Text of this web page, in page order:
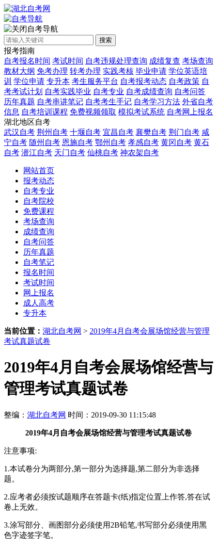
自考导航
搜索
报考指南
自考报名时间 考试时间 自考违规处理查询 成绩复查 考场查询
教材大纲 免考办理 转考办理 实践考核 毕业申请 学位英语培
训 学位申请 专升本 考生服务平台 自考报考动态 自考政策 自
考考试计划 自考实践毕业 自考专业 自考成绩查询 自考问答
历年真题 自考串讲笔记 自考考生手记 自考学习方法 外省自考
信息 自考培训课程 免费视频领取 模拟考试系统 自考网上报名
湖北地区自考
武汉自考 荆州自考 十堰自考 宜昌自考 襄樊自考 荆门自考 咸
宁自考 随州自考 恩施自考 鄂州自考 孝感自考 黄冈自考 黄石
自考 潜江自考 天门自考 仙桃自考 神农架自考
网站首页
报考动态
自考专业
自考院校
免费课程
考场查询
成绩查询
自考问答
历年真题
自考笔记
报名时间
考试时间
网上报名
成人高考
专升本
当前位置： 湖北自考网 > 2019年4月自考会展场馆经营与管理
考试真题试卷
2019年4月自考会展场馆经营与
管理考试真题试卷
整编： 湖北自考网 时间：2019-09-30 11:15:48
2019年4月自考会展场馆经营与管理考试真题试卷
注意事项:
1.本试卷分为两部分,第一部分为选择题,第二部分为非选择
题。
2.应考者必须按试题顺序在答题卡(纸)指定位置上作答,答在试
卷上无效。
3.涂写部分、画图部分必须使用2B铅笔,书写部分必须使用黑
色字迹签字笔。